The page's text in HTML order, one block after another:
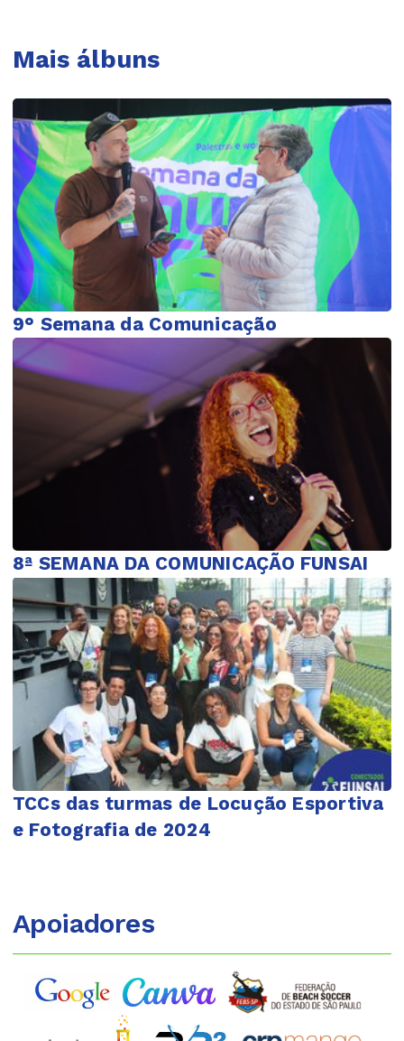
Mais álbuns
9° Semana da Comunicação
8ª SEMANA DA COMUNICAÇÃO FUNSAI
TCCs das turmas de Locução Esportiva
e Fotografia de 2024
Apoiadores